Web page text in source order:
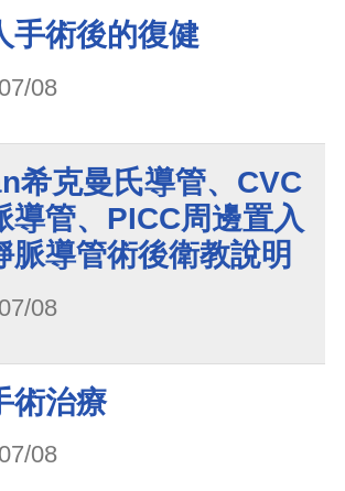
手術後的復健
08
希克曼氏導管、CVC
導管、PICC周邊置入
脈導管術後衛教說明
08
術治療
08